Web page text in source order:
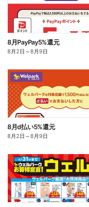
8月PayPay5%還元
8月2日 ～8月9日
8月d払い5%還元
8月2日 ～8月9日